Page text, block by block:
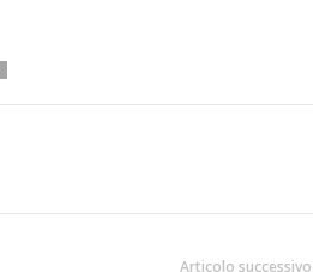
Articolo successivo